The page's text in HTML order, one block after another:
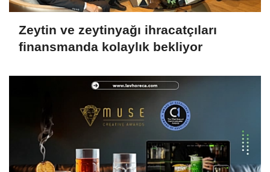
Zeytin ve zeytinyağı ihracatçıları
finansmanda kolaylık bekliyor